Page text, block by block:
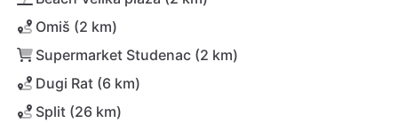
Omiš (2 km)
Supermarket Studenac (2 km)
Dugi Rat (6 km)
Split (26 km)